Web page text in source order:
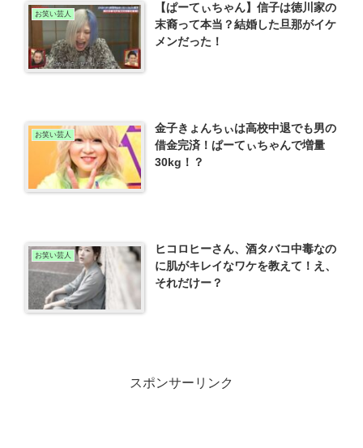
お笑い芸人
【ぱーてぃちゃん】信子は徳川家の
末裔って本当？結婚した旦那がイケ
メンだった！
お笑い芸人
金子きょんちぃは高校中退でも男の
借金完済！ぱーてぃちゃんで増量
30kg！？
お笑い芸人
ヒコロヒーさん、酒タバコ中毒なの
に肌がキレイなワケを教えて！え、
それだけー？
スポンサーリンク